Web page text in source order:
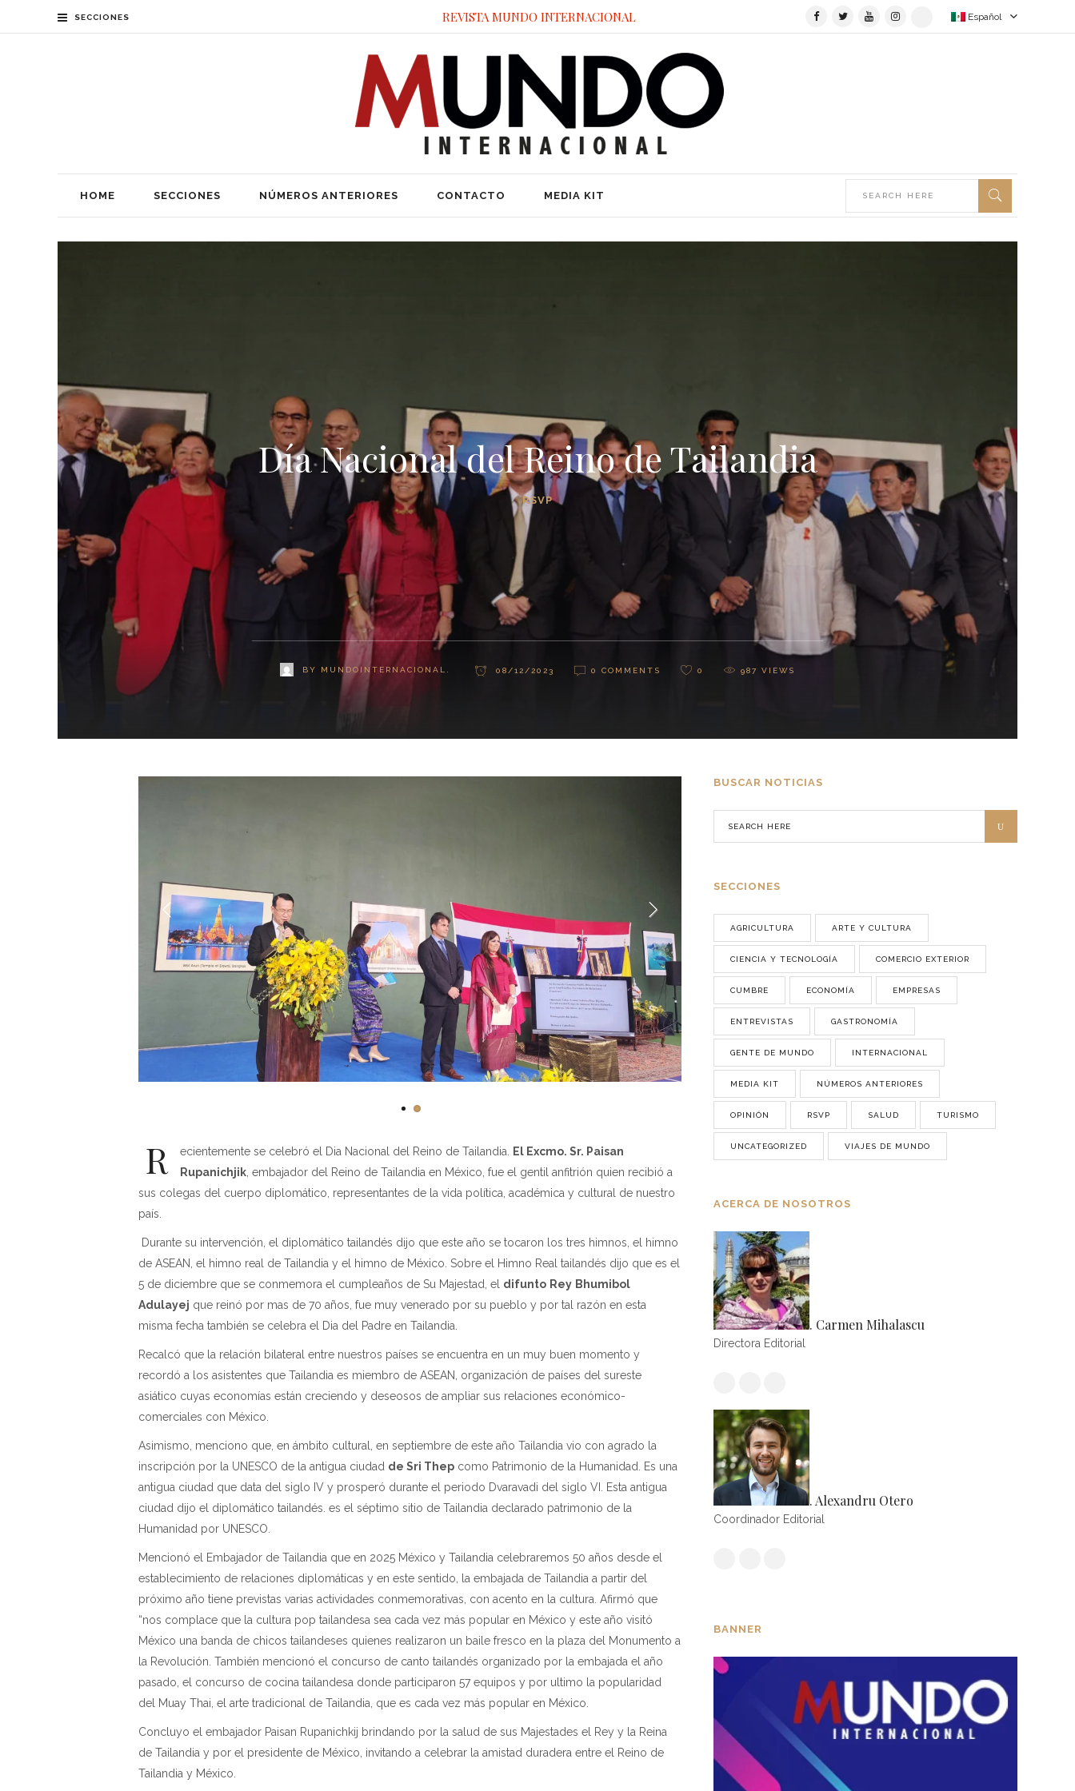
SECCIONES REVISTA MUNDO INTERNACIONAL Español
HOME SECCIONES NÚMEROS ANTERIORES CONTACTO MEDIA KIT
Día Nacional del Reino de Tailandia
RSVP
BY MUNDOINTERNACIONAL. 08/12/2023 0 COMMENTS 0 987 VIEWS
R ecientemente se celebró el Dia Nacional del Reino de Tailandia.
El Excmo. Sr. Paisan
Rupanichjik , embajador del Reino de Tailandia en México, fue el gentil anfitrión quien recibió a
sus colegas del cuerpo diplomático, representantes de la vida política, académica y cultural de nuestro
país.
Durante su intervención, el diplomático tailandés dijo que este año se tocaron los tres himnos, el himno
de ASEAN, el himno real de Tailandia y el himno de México. Sobre el Himno Real tailandés dijo que es el
5 de diciembre que se conmemora el cumpleaños de Su Majestad, el difunto Rey Bhumibol
Adulayej que reinó por mas de 70 años, fue muy venerado por su pueblo y por tal razón en esta
misma fecha también se celebra el Dia del Padre en Tailandia.
Recalcó que la relación bilateral entre nuestros países se encuentra en un muy buen momento y
recordó a los asistentes que Tailandia es miembro de ASEAN, organización de países del sureste
asiático cuyas economías están creciendo y deseosos de ampliar sus relaciones económico-
comerciales con México.
Asimismo, menciono que, en ámbito cultural, en septiembre de este año Tailandia vio con agrado la
inscripción por la UNESCO de la antigua ciudad de Sri Thep como Patrimonio de la Humanidad. Es una
antigua ciudad que data del siglo IV y prosperó durante el periodo Dvaravadi del siglo VI. Esta antigua
ciudad dijo el diplomático tailandés. es el séptimo sitio de Tailandia declarado patrimonio de la
Humanidad por UNESCO.
Mencionó el Embajador de Tailandia que en 2025 México y Tailandia celebraremos 50 años desde el
establecimiento de relaciones diplomáticas y en este sentido, la embajada de Tailandia a partir del
próximo año tiene previstas varias actividades conmemorativas, con acento en la cultura. Afirmó que
“nos complace que la cultura pop tailandesa sea cada vez más popular en México y este año visitó
México una banda de chicos tailandeses quienes realizaron un baile fresco en la plaza del Monumento a
la Revolución. También mencionó el concurso de canto tailandés organizado por la embajada el año
pasado, el concurso de cocina tailandesa donde participaron 57 equipos y por ultimo la popularidad
del Muay Thai, el arte tradicional de Tailandia, que es cada vez más popular en México.
Concluyo el embajador Paisan Rupanichkij brindando por la salud de sus Majestades el Rey y la Reina
de Tailandia y por el presidente de México, invitando a celebrar la amistad duradera entre el Reino de
Tailandia y México.
BUSCAR NOTICIAS
SECCIONES
AGRICULTURA ARTE Y CULTURA
CIENCIA Y TECNOLOGÍA COMERCIO EXTERIOR
CUMBRE ECONOMÍA EMPRESAS
ENTREVISTAS GASTRONOMÍA
GENTE DE MUNDO INTERNACIONAL
MEDIA KIT NÚMEROS ANTERIORES
OPINIÓN RSVP SALUD TURISMO
UNCATEGORIZED VIAJES DE MUNDO
ACERCA DE NOSOTROS
. Carmen Mihalascu
Directora Editorial
. Alexandru Otero
Coordinador Editorial
BANNER